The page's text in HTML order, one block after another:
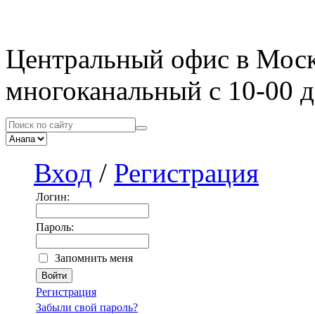
Центральный офис в
многоканальный с 10-00
Вход / Регистрация
Логин:
Пароль:
Запомнить меня
Регистрация
Забыли свой пароль?